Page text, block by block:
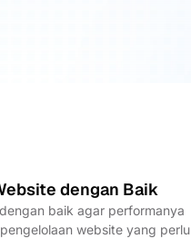
dengan Baik
baik agar performanya
website yang perlu